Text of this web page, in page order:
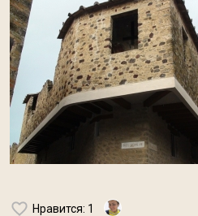
Нравится: 1